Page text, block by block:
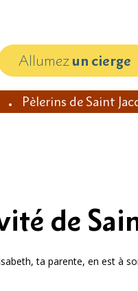
Allumezun cierge
Pèlerins de Saint
de
ta parente, en est à